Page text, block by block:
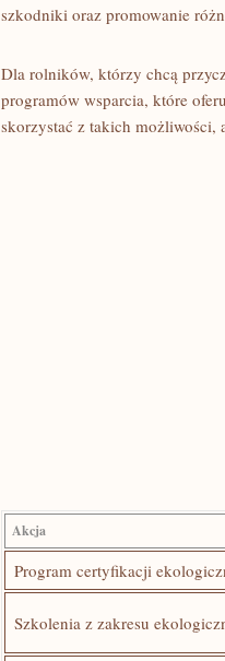
szkodniki oraz⁤ promowanie
Dla rolników, którzy chcą
programów wsparcia,⁤ które
skorzystać z takich ⁣możliwości,
Akcja
Program certyfikacji
Szkolenia z⁢ zakresu